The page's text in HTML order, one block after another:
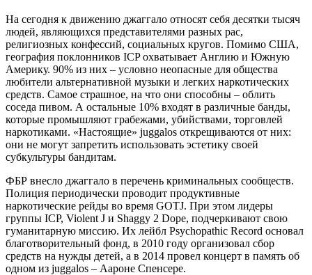
На сегодня к движению джаггало относят себя десятки тысяч
людей, являющихся представителями разных рас,
религиозных конфессий, социальных кругов. Помимо США,
география поклонников ICP охватывает Англию и Южную
Америку. 90% из них – условно неопасные для общества
любители альтернативной музыки и легких наркотических
средств. Самое страшное, на что они способны – облить
соседа пивом. А остальные 10% входят в различные банды,
которые промышляют грабежами, убийствами, торговлей
наркотиками. «Настоящие» juggalos открещиваются от них:
они не могут запретить использовать эстетику своей
субкультуры бандитам.
ФБР внесло джаггало в перечень криминальных сообществ.
Полиция периодически проводит продуктивные
наркотические рейды во время GOTJ. При этом лидеры
группы ICP, Violent J и Shaggy 2 Dope, подчеркивают свою
гуманитарную миссию. Их лейбл Psychopathic Record основал
благотворительный фонд, в 2010 году организовал сбор
средств на нужды детей, а в 2014 провел концерт в память об
одном из juggalos – Аароне Спенсере.